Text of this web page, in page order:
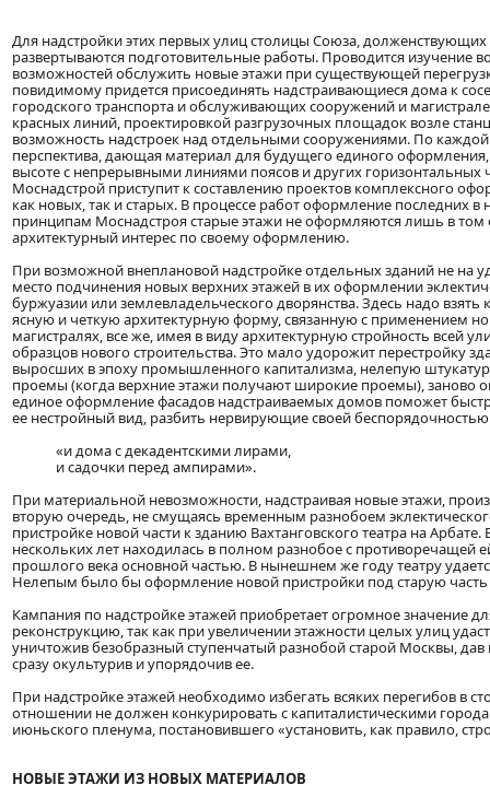
Для надстройки этих первых улиц столицы Союза,
развертываются подготовительные работы. Проводится
возможностей обслужить новые этажи при существующей
повидимому придется присоединять надстраивающиеся дома к
городского транспорта и обслуживающих сооружений и
красных линий, проектировкой разгрузочных площадок возле
возможность надстроек над отдельными сооружениями. По
перспектива, дающая материал для будущего единого
высоте с непрерывными линиями поясов и других
Моснадстрой приступит к составлению проектов комплексного
как новых, так и старых. В процессе работ оформление последних
принципам Моснадстроя старые этажи не оформляются лишь в
архитектурный интерес по своему оформлению.
При возможной внеплановой надстройке отдельных зданий не на
место подчинения новых верхних этажей в их оформлении
буржуазии или землевладельческого дворянства. Здесь надо
ясную и четкую архитектурную форму, связанную с применением
магистралях, все же, имея в виду архитектурную стройность всей
образцов нового строительства. Это мало удорожит
выросших в эпоху промышленного капитализма, нелепую
проемы (когда верхние этажи получают широкие проемы), заново
единое оформление фасадов надстраиваемых домов поможет
ее нестройный вид, разбить нервирующие своей
«и дома с декадентскими лирами,
и садочки перед ампирами».
При материальной невозможности, надстраивая новые этажи,
вторую очередь, не смущаясь временным разнобоем
пристройке новой части к зданию Вахтанговского театра на
нескольких лет находилась в полном разнобое с противоречащей
прошлого века основной частью. В нынешнем же году театру
Нелепым было бы оформление новой пристройки под старую часть
Кампания по надстройке этажей приобретает огромное
реконструкцию, так как при увеличении этажности целых улиц
уничтожив безобразный ступенчатый разнобой старой Москвы,
сразу окультурив и упорядочив ее.
При надстройке этажей необходимо избегать всяких перегибов в
отношении не должен конкурировать с капиталистическими
июньского пленума, постановившего «установить, как правило,
НОВЫЕ ЭТАЖИ ИЗ НОВЫХ МАТЕРИАЛОВ